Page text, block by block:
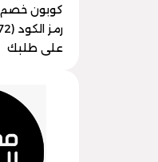
كوبون خصم
على طلبك